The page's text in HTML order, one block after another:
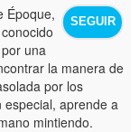
SEGUIR
Époque,
una
la manera de
por los
aprende a
mintiendo.